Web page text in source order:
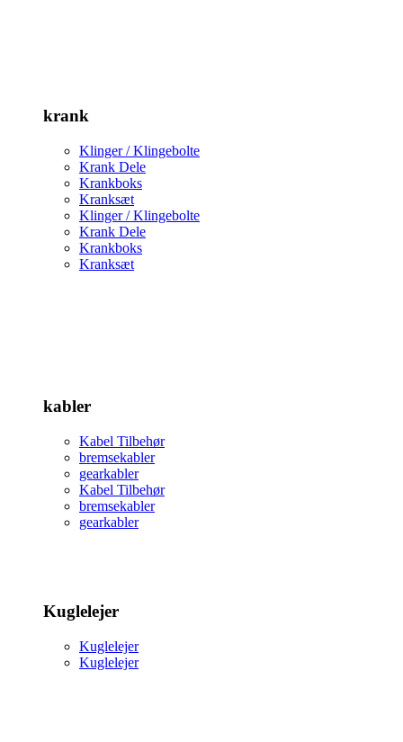
krank
Klinger / Klingebolte
Krank Dele
Krankboks
Kranksæt
Klinger / Klingebolte
Krank Dele
Krankboks
Kranksæt
kabler
Kabel Tilbehør
bremsekabler
gearkabler
Kabel Tilbehør
bremsekabler
gearkabler
Kuglelejer
Kuglelejer
Kuglelejer